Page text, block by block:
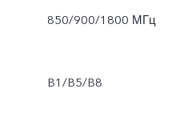
850/900/1800 МГц
B1/B5/B8